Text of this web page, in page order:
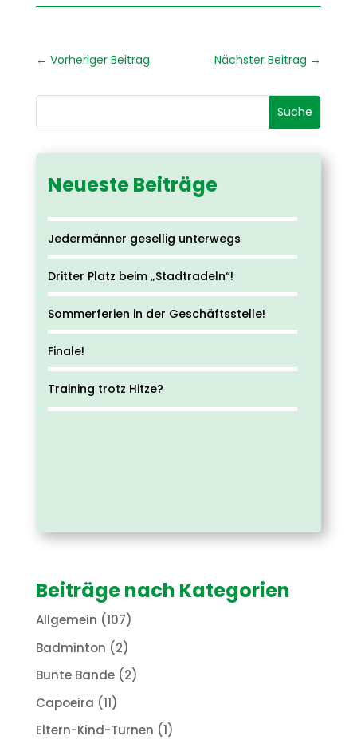
← Vorheriger Beitrag Nächster Beitrag →
Neueste Beiträge
Jedermänner gesellig unterwegs
Dritter Platz beim „Stadtradeln“!
Sommerferien in der Geschäftsstelle!
Finale!
Training trotz Hitze?
Beiträge nach Kategorien
Allgemein (107)
Badminton (2)
Bunte Bande(2)
Capoeira (11)
Eltern-Kind-Turnen (1)